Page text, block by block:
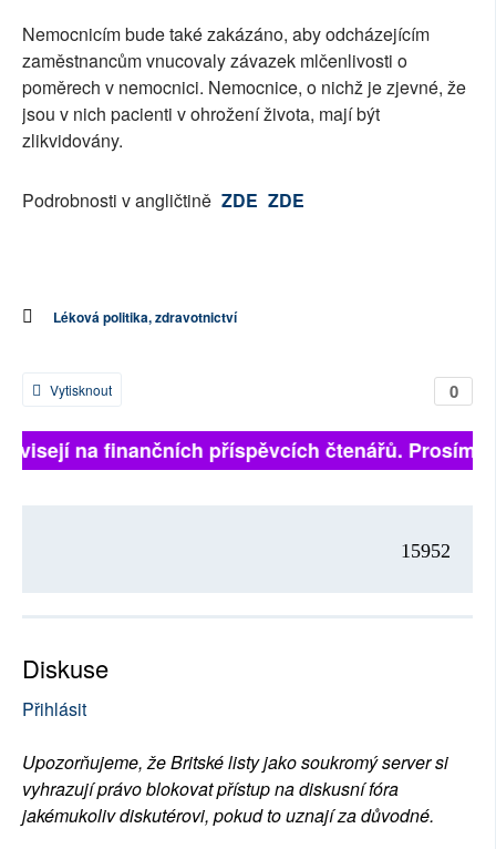
Nemocnicím bude také zakázáno, aby odcházejícím
zaměstnancům vnucovaly závazek mlčenlivosti o
poměrech v nemocnici. Nemocnice, o nichž je zjevné, že
jsou v nich pacienti v ohrožení života, mají být
zlikvidovány.
Podrobnosti v angličtině ZDE ZDE
Léková politika, zdravotnictví
0
Vytisknout
na finančních příspěvcích čtenářů. Prosíme,
15952
Diskuse
Přihlásit
Upozorňujeme, že Britské listy jako soukromý server si
vyhrazují právo blokovat přístup na diskusní fóra
jakémukoliv diskutérovi, pokud to uznají za důvodné.